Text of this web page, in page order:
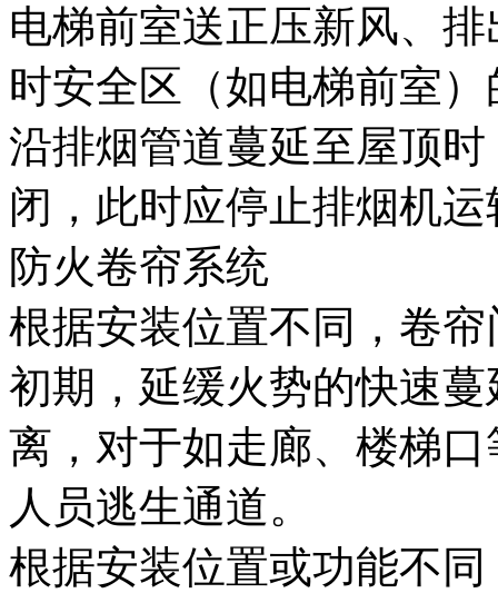
电梯前室送正压新风、
时安全区（如电梯前室
沿排烟管道蔓延至屋顶
闭，此时应停止排烟机运
防火卷帘系统
根据安装位置不同，卷
初期，延缓火势的快速
离，对于如走廊、楼梯
人员逃生通道。
根据安装位置或功能不